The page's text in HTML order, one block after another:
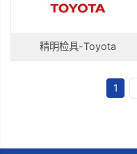
精明检具-Toyota
1